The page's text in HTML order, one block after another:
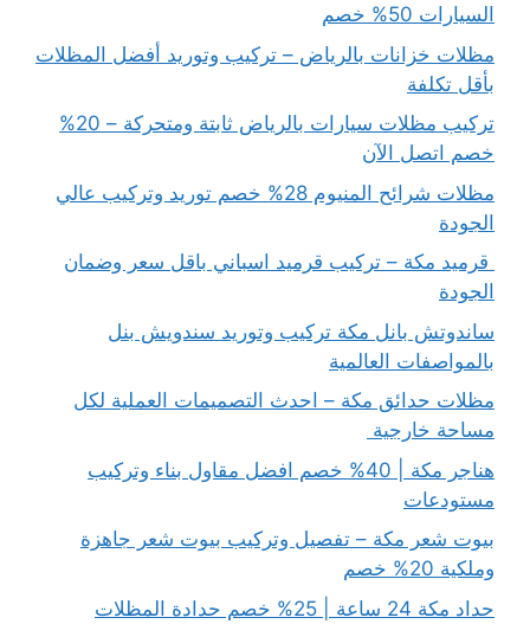
السيارات 50% خصم
مظلات خزانات بالرياض – تركيب وتوريد أفضل المظلات
بأقل تكلفة
تركيب مظلات سيارات بالرياض ثابتة ومتحركة – 20%
خصم اتصل الآن
مظلات شرائح المنيوم 28% خصم توريد وتركيب عالي
الجودة
قرميد مكة – تركيب قرميد اسباني باقل سعر وضمان
الجودة
ساندوتش بانل مكة تركيب وتوريد سندويش بنل
بالمواصفات العالمية
مظلات حدائق مكة – احدث التصميمات العملية لكل
مساحة خارجية
هناجر مكة | 40% خصم افضل مقاول بناء وتركيب
مستودعات
بيوت شعر مكة – تفصيل وتركيب بيوت شعر جاهزة
وملكية 20% خصم
حداد مكة 24 ساعة | 25% خصم حدادة المظلات